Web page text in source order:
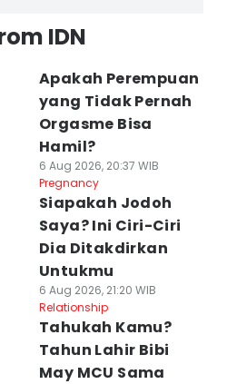
IDN
Apakah Perempuan
yang Tidak Pernah
Orgasme Bisa
Hamil?
6 Aug 2026, 20:37 WIB
Pregnancy
Siapakah Jodoh
Saya? Ini Ciri-Ciri
Dia Ditakdirkan
Untukmu
6 Aug 2026, 21:20 WIB
Relationship
Tahukah Kamu?
Tahun Lahir Bibi
May MCU Sama